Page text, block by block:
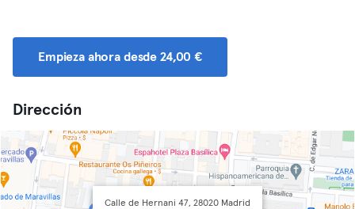
Empieza ahora desde 24,00 €
Dirección
Calle de Hernani 47, 28020 Madrid